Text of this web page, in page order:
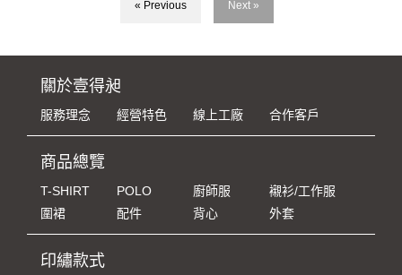
« Previous Next »
關於壹得昶
服務理念 經營特色 線上工廠 合作客戶
商品總覽
T-SHIRT POLO 廚師服
襯衫/工作服
圍裙
配件 背心 外套
印繡款式